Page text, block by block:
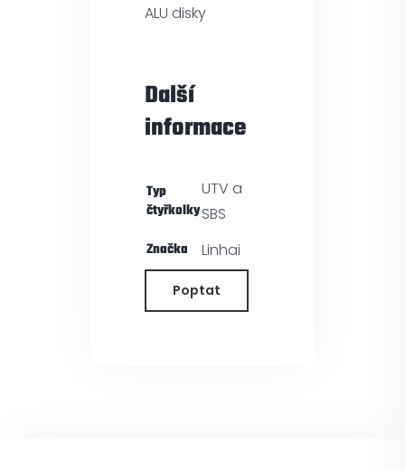
ALU disky
Další
informace
Typ
čtyřkolky
UTV a
SBS
Značka
Linhai
Poptat